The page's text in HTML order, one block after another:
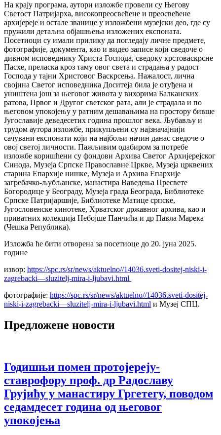
На крају програма, аутори изложбе провели су Његову
Светост Патријарха, високопреосвећене и преосвећене
архијереје и остале званице у изложбени музејски део, где су
пружили детаљна објашњења изложених експоната.
Посетиоци су имали прилику да погледају личне предмете,
фотографије, документа, као и видео записе који сведоче о
дивном исповеднику Христа Господа, сведоку крстоваскрсне
Пасхе, преласка кроз таму овог света и страдања у радост
Господа у тајни Христовог Васкрсења. Нажалост, лична
својина Светог исповедника Доситеја била је отуђена и
уништена још за његовог живота у вихорима Балканских
ратова, Првог и Другог светског рата, али је страдала и по
његовом упокојењу у ратним дешавањима на простору бивше
Југославије деведесетих година прошлог века. Љубављу и
трудом аутора изложбе, прикупљени су најзначајнији
сачувани експонати који на најбољи начин данас сведоче о
овој светој личности. Пажљивим одабиром за потребе
изложбе коришћени су фондови Архива Светог Архијерејског
Синода, Музеја Српске Православне Цркве, Музеја црквених
старина Епархије нишке, Музеја и Архива Епархије
загребачко-љубљанске, манастира Ваведења Пресвете
Богородице у Београду, Музеја града Београда, Библиотеке
Српске Патријаршије, Библиотеке Матице српске,
Југословенске кинотеке, Хрватског државног архива, као и
приватних колекција Небојше Панчића и др Павла Марека
(Чешка Република).
Изложба ће бити отворена за посетиоце до 20. јуна 2025.
године
извор: https://spc.rs/sr/news/aktuelno//14036.sveti-dositej-niski-i-
zagrebacki—sluzitelj-mira-i-ljubavi.html
фотографије: https://spc.rs/sr/news/aktuelno//14036.sveti-dositej-
niski-i-zagrebacki—sluzitelj-mira-i-ljubavi.html и Музеј СПЦ.
Предложене новости
Годишњи помен протојереју-
ставрофору проф. др Радославу
Грујићу у манастиру Гргетегу, поводом
седамдесет година од његовог
упокојења